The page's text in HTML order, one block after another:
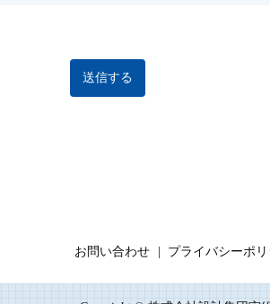
お問い合わせ プライバシーポ